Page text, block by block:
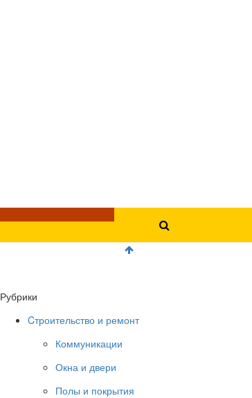
Рубрики
Cтроительство и ремонт
Коммуникации
Окна и двери
Полы и покрытия